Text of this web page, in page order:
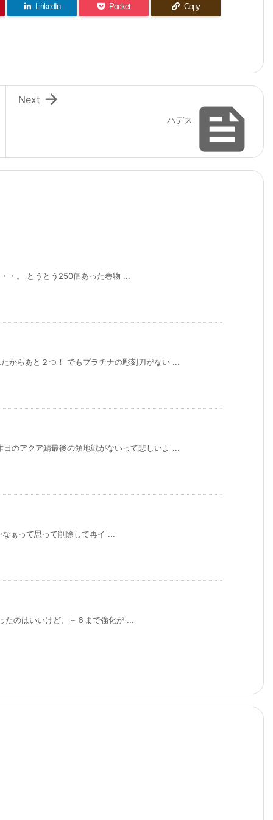
LinkedIn Pocket Copy

ハデス

Next
・。 とうとう250個あった巻物 ...
からあと２つ！ でもプラチナの彫刻刀がない ...
のアクア鯖最後の領地戦がないって悲しいよ ...
ぁって思って削除して再イ ...
のはいいけど、＋６まで強化が ...